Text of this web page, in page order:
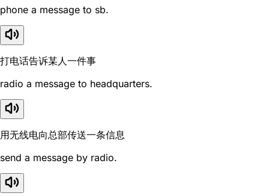
phone a message to sb.
打电话告诉某人一件事
radio a message to headquarters.
用无线电向总部传送一条信息
send a message by radio.